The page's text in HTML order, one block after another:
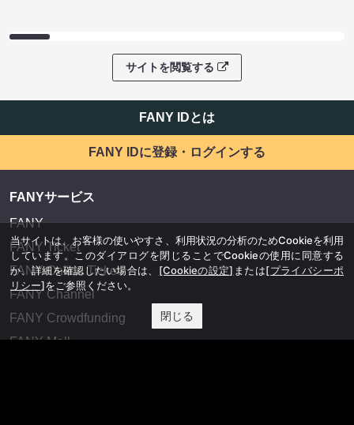
サイトを閲覧する
FANY IDとは
FANY IDに登録・ログインする
FANYサービス
FANY
FANY Ticket
FANY Online Ticket
FANY Channel
FANY Crowdfunding
FANY Mall
当サイトは、お客様の使いやすさ、利用状況の分析のためCookieを利用
しています。このダイアログを閉じることでCookieの使用に同意する
か、詳細を確認したい場合は、 [Cookieの設定] または[プライバシーポ
リシー]をご参照ください。
閉じる